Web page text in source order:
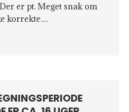
er pt. Meget snak om
korrekte…